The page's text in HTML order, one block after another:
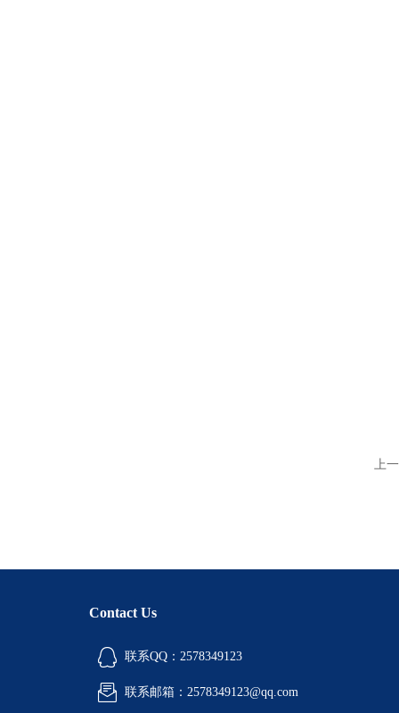
上
Contact Us
联系QQ：2578349123
联系邮箱：2578349123@qq.com